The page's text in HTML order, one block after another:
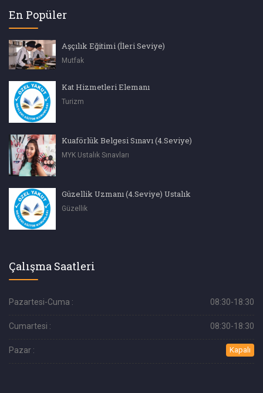
En Popüler
Aşçılık Eğitimi (İleri Seviye)
Mutfak
Kat Hizmetleri Elemanı
Turizm
Kuaförlük Belgesi Sınavı (4.Seviye)
MYK Ustalık Sınavları
Güzellik Uzmanı (4.Seviye) Ustalık
Güzellik
Çalışma Saatleri
Pazartesi-Cuma : 08:30-18:30
Cumartesi : 08:30-18:30
Pazar : Kapalı